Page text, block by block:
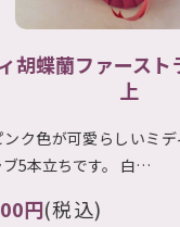
5本立ち以
蝶蘭のファー